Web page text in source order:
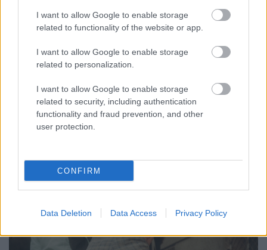
I want to allow Google to enable storage
related to functionality of the website or app.
I want to allow Google to enable storage
related to personalization.
I want to allow Google to enable storage
related to security, including authentication
functionality and fraud prevention, and other
user protection.
CONFIRM
Data Deletion Data Access Privacy Policy
A verekedéseknél az az érdekes, hogy annál
bűvös jelszavunk a ‘mintha’.